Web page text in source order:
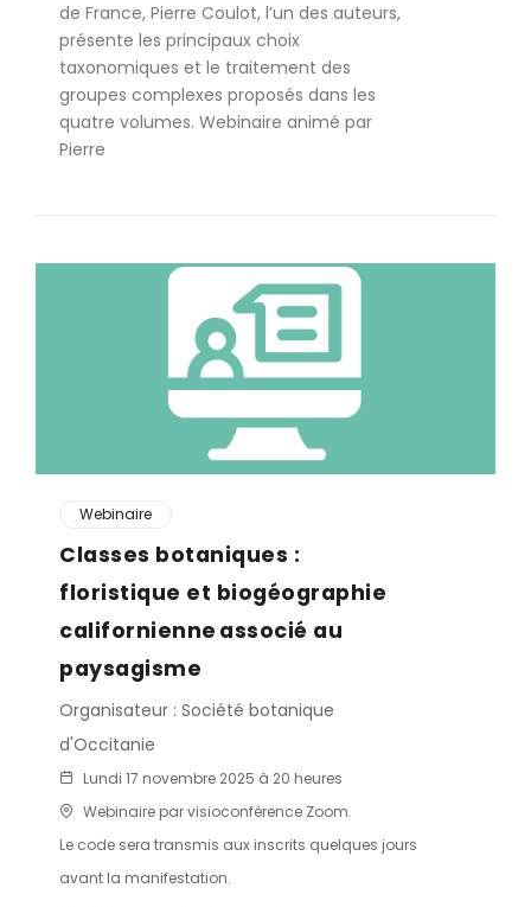
de France, Pierre Coulot, l’un des auteurs,
présente les principaux choix
taxonomiques et le traitement des
groupes complexes proposés dans les
quatre volumes. Webinaire animé par
Pierre
Webinaire
Classes botaniques :
floristique et biogéographie
californienne associé au
paysagisme
Organisateur : Société botanique
d'Occitanie
Lundi 17 novembre 2025 à 20 heures
Webinaire par visioconférence Zoom.
Le code sera transmis aux inscrits quelques jours
avant la manifestation.